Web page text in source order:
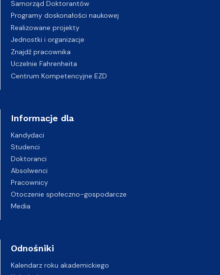
Samorząd Doktorantów
Programy doskonałości naukowej
Realizowane projekty
Jednostki i organizacje
Znajdź pracownika
Uczelnie Fahrenheita
Centrum Kompetencyjne EZD
Informacje dla
Kandydaci
Studenci
Doktoranci
Absolwenci
Pracownicy
Otoczenie społeczno-gospodarcze
Media
Odnośniki
Kalendarz roku akademickiego